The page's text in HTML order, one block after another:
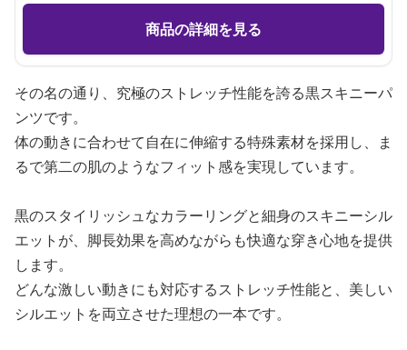
商品の詳細を見る
その名の通り、究極のストレッチ性能を誇る黒スキニーパ
ンツです。
体の動きに合わせて自在に伸縮する特殊素材を採用し、ま
るで第二の肌のようなフィット感を実現しています。
黒のスタイリッシュなカラーリングと細身のスキニーシル
エットが、脚長効果を高めながらも快適な穿き心地を提供
します。
どんな激しい動きにも対応するストレッチ性能と、美しい
シルエットを両立させた理想の一本です。